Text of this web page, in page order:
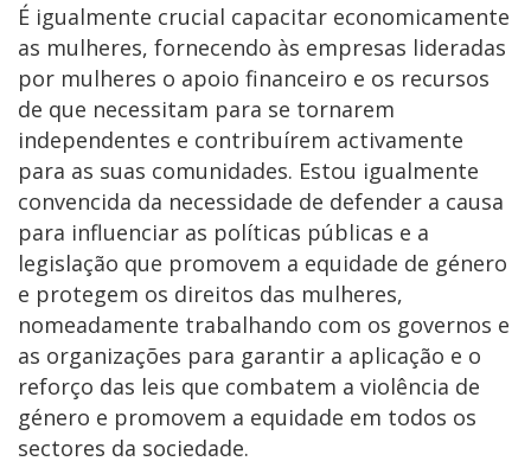
É igualmente crucial capacitar economicamente
as mulheres, fornecendo às empresas lideradas
por mulheres o apoio financeiro e os recursos
de que necessitam para se tornarem
independentes e contribuírem activamente
para as suas comunidades. Estou igualmente
convencida da necessidade de defender a causa
para influenciar as políticas públicas e a
legislação que promovem a equidade de género
e protegem os direitos das mulheres,
nomeadamente trabalhando com os governos e
as organizações para garantir a aplicação e o
reforço das leis que combatem a violência de
género e promovem a equidade em todos os
sectores da sociedade.